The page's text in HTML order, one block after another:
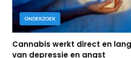
ONDERZOEK
Cannabis werkt direct en
van depressie en angst